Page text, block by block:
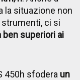
la situazione non
strumenti, ci si
ben superiori ai
450h sfodera un